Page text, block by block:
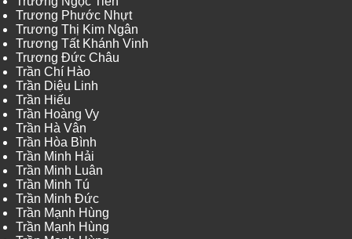
Trương Phước Nhựt
Trương Thị Kim Ngân
Trương Tất Khánh Vinh
Trương Đức Châu
Trần Chí Hào
Trần Diệu Linh
Trần Hiếu
Trần Hoàng Vy
Trần Hà Vân
Trần Hòa Bình
Trần Minh Hải
Trần Minh Luân
Trần Minh Tú
Trần Minh Đức
Trần Mạnh Hùng
Trần Mạnh Hùng